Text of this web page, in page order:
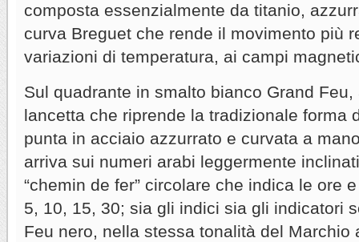
composta essenzialmente da titanio,
curva Breguet che rende il movimento più
variazioni di temperatura, ai campi
Sul quadrante in smalto bianco Grand
lancetta che riprende la tradizionale forma
punta in acciaio azzurrato e curvata a
arriva sui numeri arabi leggermente
“chemin de fer” circolare che indica le ore
5, 10, 15, 30; sia gli indici sia gli indicatori
Feu nero, nella stessa tonalità del Marchio